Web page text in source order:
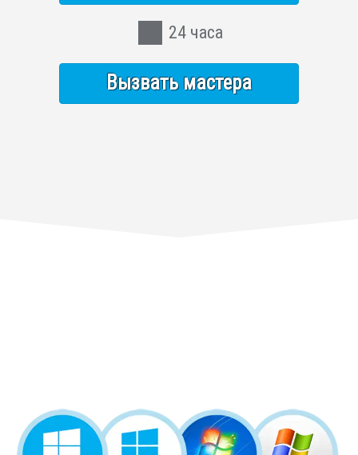
24 часа
Вызвать мастера